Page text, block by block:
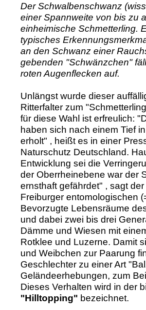
Der Schwalbenschwanz
einer Spannweite von bis zu
einheimische Schmetterling.
typisches
an den Schwanz einer
gebenden "Schwänzchen"
roten Augenflecken auf.
Unlängst wurde dieser
Ritterfalter zum
für diese Wahl ist erfreulich:
haben sich nach einem Tief
erholt" , heißt es in einer
Naturschutz Deutschland.
Entwicklung sei die
der Oberrheinebene war der
ernsthaft gefährdet" , sagt
Freiburger entomologischen
Bevorzugte Lebensräume
und dabei zwei bis drei
Dämme und Wiesen mit
Rotklee und Luzerne. Damit
und Weibchen zur Paarung
Geschlechter zu einer Art
Geländeerhebungen, zum
Dieses Verhalten wird in der
"Hilltopping" bezeichnet.